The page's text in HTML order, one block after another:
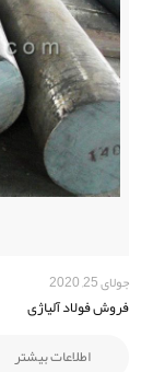
جولای 25, 2020
فروش فولاد آلیاژی
اطلاعات بیشتر